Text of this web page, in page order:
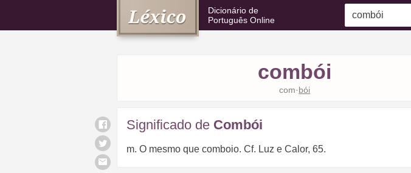
Dicionário de
Português Online
combói
com·bói
Significado de Combói
m. O mesmo que comboio. Cf. Luz e Calor, 65.